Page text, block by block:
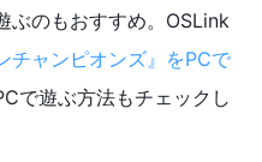
ぶのもおすすめ。OSLink
チャンピオンズ』をPCで
で遊ぶ方法もチェックし